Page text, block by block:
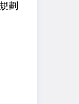
劃